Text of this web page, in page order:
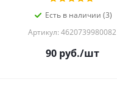
Есть в наличии (3)
Артикул: 4620739980082
90руб./шт